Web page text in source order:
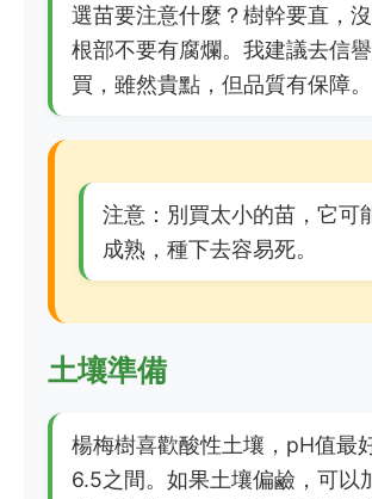
選苗要注意什麼？樹幹要直，沒
根部不要有腐爛。我建議去信
買，雖然貴點，但品質有保障。
注意：別買太小的苗，它可
成熟，種下去容易死。
土壤準備
楊梅樹喜歡酸性土壤，pH值最
6.5之間。如果土壤偏鹼，可以